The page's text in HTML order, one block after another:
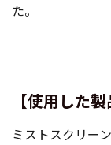
た。
【使用した製
ミストスクリー